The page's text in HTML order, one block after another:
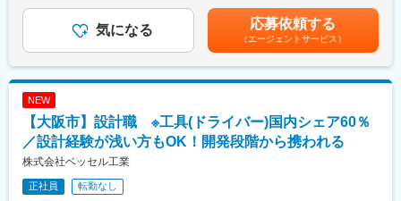
変更の範囲：会社の定める業務
します。
■使用ツール：３DCAD（Solidworks）
ございます。
・設計図を描くだけではなく、試作品製作にも携わり、製品に対
して一気通貫で関われます。
■入社後の流れ：
額であり、選考を通じて上下する可能性があります。月給(月額)は
固定手当を含めた表記です。
気になる 応募依頼する
（エージェントサービス）
NEW
【大阪市】設計職 ※工具(ドライバー)国内シェア60％
／設計経験が浅い方もOK！開発段階から携われる
株式会社ベッセル工業
正社員 転勤なし